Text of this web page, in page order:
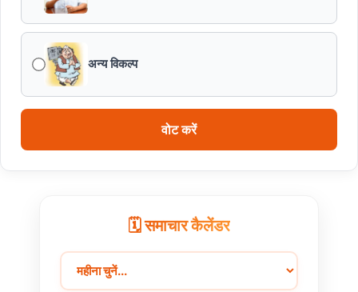
28 के बजट अनुमान तथा वित्तीय वर्ष 2028-29, 2029-30 के
लिए रोलिंग बजट की तैयारी हेतु बजट कार्यक्रम
अन्य विकल्प
वोट करें
🗓️ समाचार कैलेंडर